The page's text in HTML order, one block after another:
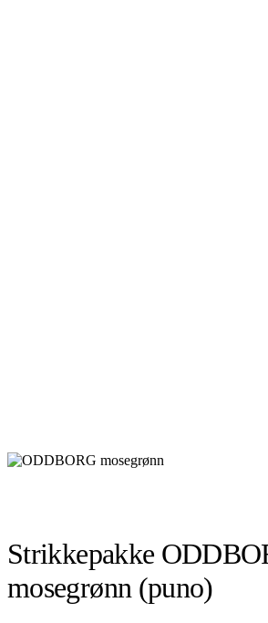
Strikkepakke
mosegrønn (puno)